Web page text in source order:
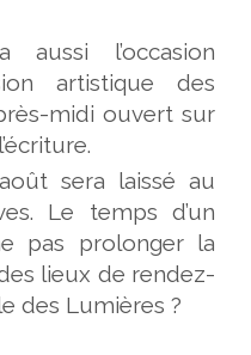
aussi l’occasion
artistique des
midi ouvert sur
sera laissé au
Le temps d’un
pas prolonger la
lieux de rendez-
des Lumières ?